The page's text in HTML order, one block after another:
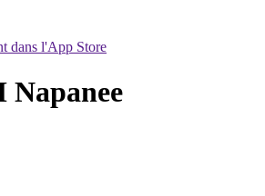
dans l'App Store
Napanee